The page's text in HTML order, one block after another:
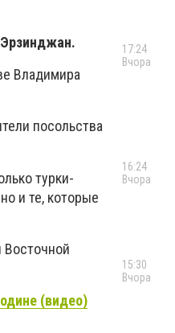
Эрзинджан.
Владимира
посольства
турки-
и те, которые
Восточной
(видео)
17:24
Вчора
16:24
Вчора
15:30
Вчора